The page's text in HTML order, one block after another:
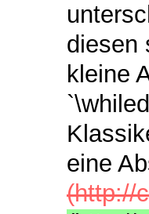
diesen
kleine
eine
(http://